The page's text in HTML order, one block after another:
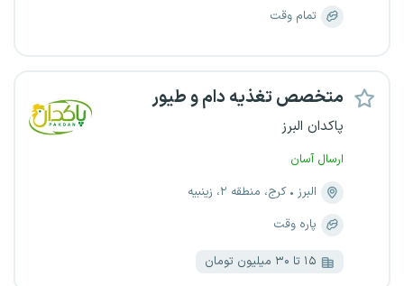
تمام وقت
متخصص تغذیه دام و طیور
پاکدان البرز
ارسال آسان
البرز
کرج، منطقه ۲، زینبیه
پاره وقت
۱۵ تا ۳۰ میلیون تومان